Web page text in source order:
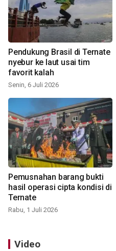
Pendukung Brasil di Ternate
nyebur ke laut usai tim
favorit kalah
Senin, 6 Juli 2026
Pemusnahan barang bukti
hasil operasi cipta kondisi di
Ternate
Rabu, 1 Juli 2026
Video